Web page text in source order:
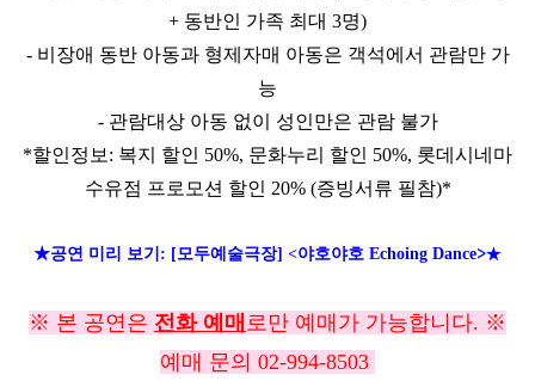
+ 동반인 가족 최대 3명)
- 비장애 동반 아동과 형제자매 아동은 객석에서 관람만 가
능
- 관람대상 아동 없이 성인만은 관람 불가
*할인정보 : 복지 할인 50%, 문화누리 할인 50%, 롯데시네마
수유점 프로모션 할인 20% (증빙서류 필참)*
★공연 미리 보기: [모두예술극장] <야호야호 Echoing Dance>★
※ 본 공연은 전화 예매 로만 예매가 가능합니다. ※
예매 문의 02-994-8503